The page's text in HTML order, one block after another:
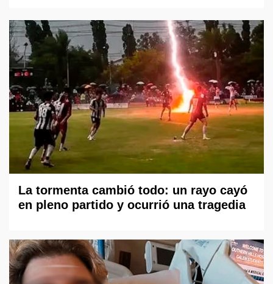
La tormenta cambió todo: un rayo cayó
en pleno partido y ocurrió una tragedia